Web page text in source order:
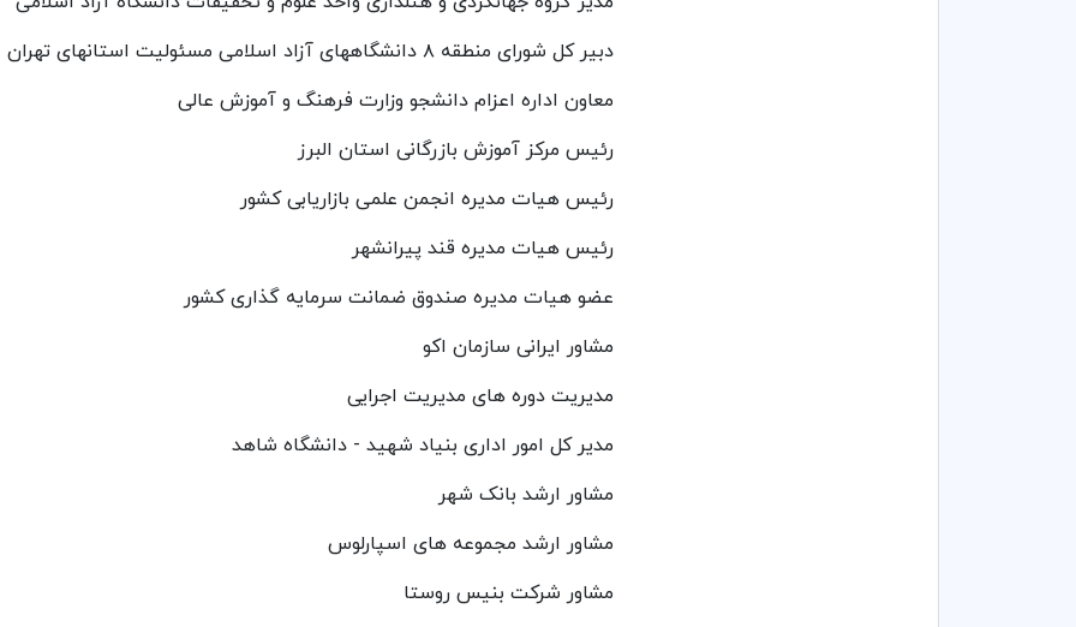
دبیر کل شورای منطقه ۸ دانشگاههای آزاد اسلامی مسئولیت استانهای تهران - قم و قزوین
معاون اداره اعزام دانشجو وزارت فرهنگ و آموزش عالی
رئیس مرکز آموزش بازرگانی استان البرز
رئیس هیات مدیره انجمن علمی بازاریابی کشور
رئیس هیات مدیره قند پیرانشهر
عضو هیات مدیره صندوق ضمانت سرمایه گذاری کشور
مشاور ایرانی سازمان اکو
مدیریت دوره های مدیریت اجرایی
مدیر کل امور اداری بنیاد شهید - دانشگاه شاهد
مشاور ارشد بانک شهر
مشاور ارشد مجموعه های اسپارلوس
مشاور شرکت بنیس روستا